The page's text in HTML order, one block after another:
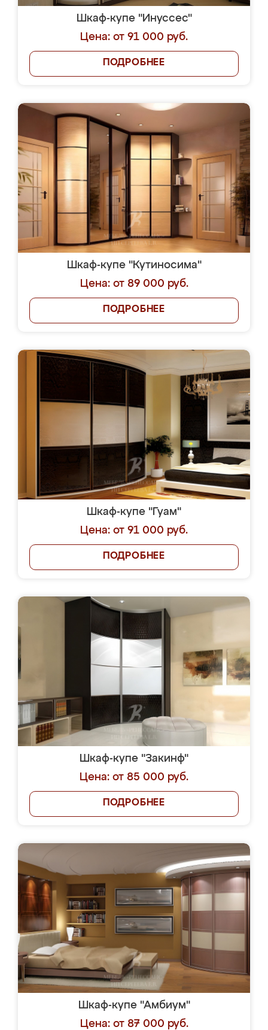
Шкаф-купе "Инуссес"
Цена: от 91 000 руб.
ПОДРОБНЕЕ
Шкаф-купе "Кутиносима"
Цена: от 89 000 руб.
ПОДРОБНЕЕ
Шкаф-купе "Гуам"
Цена: от 91 000 руб.
ПОДРОБНЕЕ
Шкаф-купе "Закинф"
Цена: от 85 000 руб.
ПОДРОБНЕЕ
Шкаф-купе "Амбиум"
Цена: от 87 000 руб.